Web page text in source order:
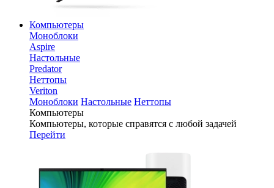
Компьютеры
Моноблоки
Aspire
Настольные
Predator
Неттопы
Veriton
Моноблоки Настольные Неттопы
Компьютеры
Компьютеры, которые справятся с любой задачей
Перейти